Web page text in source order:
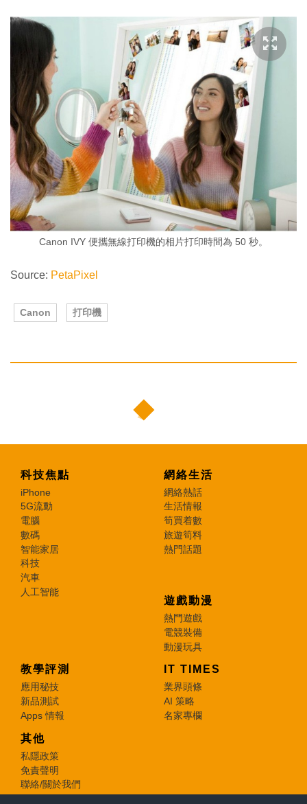
Canon IVY 便攜無線打印機的相片打印時間為 50 秒。
Source: PetaPixel
Canon 打印機
科技焦點
iPhone
5G流動
電腦
數碼
智能家居
科技
汽車
人工智能
網絡生活
網絡熱話
生活情報
筍買着數
旅遊筍料
熱門話題
遊戲動漫
熱門遊戲
電競裝備
動漫玩具
教學評測
應用秘技
新品測試
Apps 情報
IT TIMES
業界頭條
AI 策略
名家專欄
其他
私隱政策
免責聲明
聯絡/關於我們